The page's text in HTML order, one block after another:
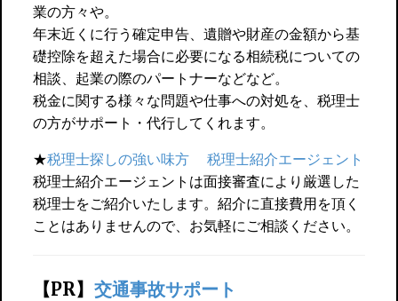
業の方々や。
年末近くに行う確定申告、遺贈や財産の金額から基
礎控除を超えた場合に必要になる相続税についての
相談、起業の際のパートナーなどなど。
税金に関する様々な問題や仕事への対処を、税理士
の方がサポート・代行してくれます。
★税理士探しの強い味方 税理士紹介エージェント
税理士紹介エージェントは面接審査により厳選した
税理士をご紹介いたします。紹介に直接費用を頂く
ことはありませんので、お気軽にご相談ください。
【PR】 交通事故サポート